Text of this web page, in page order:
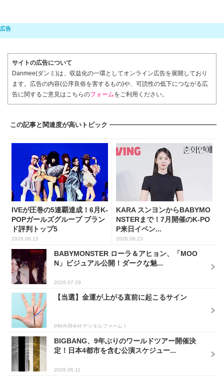
サイトの広告について
Danmee(ダンミ)は、収益化の一環としてオンライン広告を展開しており
ます。広告の内容(公序良俗を害するもの)や、可読性の低下につながる広
告に関するご意見はこちらのフォームをご利用ください。
この記事と関連度が高いトピック
IVEが圧巻の5連覇達成！6月K-
POPガールズグループ ブラン
ド評判トップ5
2026.06.15
KARA スンヨンからBABYMO
NSTERまで！7月開催のK-PO
P来日イベン...
2026.06.23
BABYMONSTER ローラ＆アヒョン、「MOO
N」ビジュアル公開！ダークな魅...
2026.07.29
【当選】金運が上がる直前に起こるサイン
PR(合同会社デジタルファーム )
BIGBANG、9年ぶりのワールドツアー開催決
定！日本4都市を含む公演スケジュー...
2026.06.11